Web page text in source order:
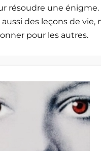
résoudre une
des leçons de
pour les autres.